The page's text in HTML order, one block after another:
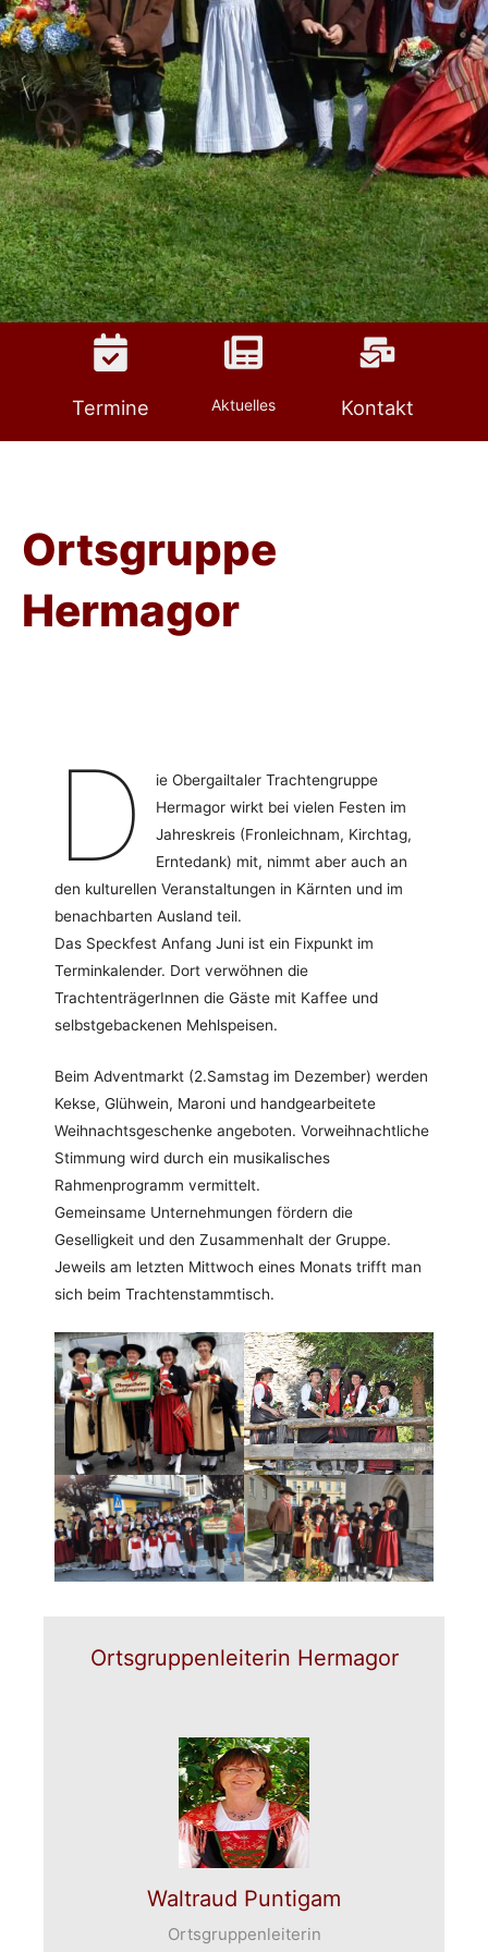
Termine Aktuelles Kontakt
Ortsgruppe
Hermagor
D
ie Obergailtaler Trachtengruppe
Hermagor wirkt bei vielen Festen im
Jahreskreis (Fronleichnam, Kirchtag,
Erntedank) mit, nimmt aber auch an
den kulturellen Veranstaltungen in Kärnten und im
benachbarten Ausland teil.
Das Speckfest Anfang Juni ist ein Fixpunkt im
Terminkalender. Dort verwöhnen die
TrachtenträgerInnen die Gäste mit Kaffee und
selbstgebackenen Mehlspeisen.
Beim Adventmarkt (2.Samstag im Dezember) werden
Kekse, Glühwein, Maroni und handgearbeitete
Weihnachtsgeschenke angeboten. Vorweihnachtliche
Stimmung wird durch ein musikalisches
Rahmenprogramm vermittelt.
Gemeinsame Unternehmungen fördern die
Geselligkeit und den Zusammenhalt der Gruppe.
Jeweils am letzten Mittwoch eines Monats trifft man
sich beim Trachtenstammtisch.
Ortsgruppenleiterin Hermagor
Waltraud Puntigam
Ortsgruppenleiterin